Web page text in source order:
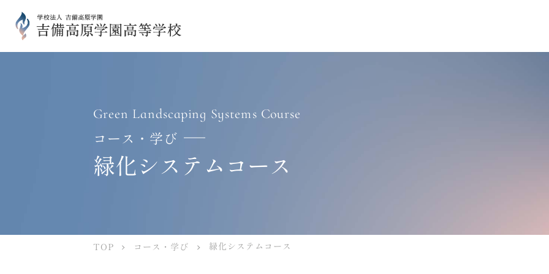
Green Landscaping Systems Course
コース・学び
緑化システムコース
TOP コース・学び 緑化システムコース